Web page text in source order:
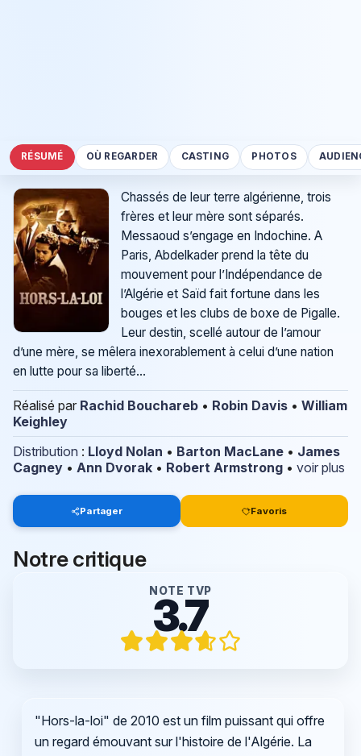
RÉSUMÉ OÙ REGARDER CASTING PHOTOS
Chassés de leur terre algérienne, trois
frères et leur mère sont séparés.
Messaoud s’engage en Indochine. A
Paris, Abdelkader prend la tête du
mouvement pour l’Indépendance de
l’Algérie et Saïd fait fortune dans les
bouges et les clubs de boxe de Pigalle.
Leur destin, scellé autour de l’amour
d’une mère, se mêlera inexorablement à celui d’une nation
en lutte pour sa liberté...
Réalisé par Rachid Bouchareb • Robin Davis • William
Keighley
Distribution : Lloyd Nolan • Barton MacLane • James
Cagney • Ann Dvorak • Robert Armstrong • voir plus
Partager Favoris
Notre critique
NOTE TVP
3.7
"Hors-la-loi" de 2010 est un film puissant qui offre
un regard émouvant sur l'histoire de l'Algérie. La